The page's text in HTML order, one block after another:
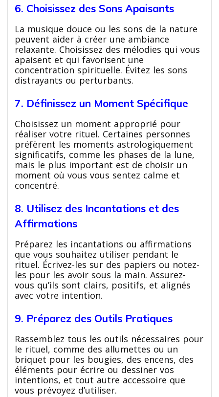
6. Choisissez des Sons Apaisants
La musique douce ou les sons de la nature
peuvent aider à créer une ambiance
relaxante. Choisissez des mélodies qui vous
apaisent et qui favorisent une
concentration spirituelle. Évitez les sons
distrayants ou perturbants.
7. Définissez un Moment Spécifique
Choisissez un moment approprié pour
réaliser votre rituel. Certaines personnes
préfèrent les moments astrologiquement
significatifs, comme les phases de la lune,
mais le plus important est de choisir un
moment où vous vous sentez calme et
concentré.
8. Utilisez des Incantations et des
Affirmations
Préparez les incantations ou affirmations
que vous souhaitez utiliser pendant le
rituel. Écrivez-les sur des papiers ou notez-
les pour les avoir sous la main. Assurez-
vous qu’ils sont clairs, positifs, et alignés
avec votre intention.
9. Préparez des Outils Pratiques
Rassemblez tous les outils nécessaires pour
le rituel, comme des allumettes ou un
briquet pour les bougies, des encens, des
éléments pour écrire ou dessiner vos
intentions, et tout autre accessoire que
vous prévoyez d’utiliser.